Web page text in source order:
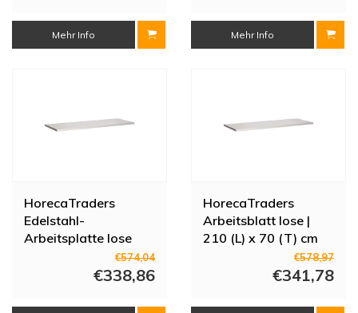
Mehr Info Mehr Info
HorecaTraders
Edelstahl-
Arbeitsplatte lose
|110(L)x70(T)cm€574,04
€338,86
HorecaTraders
Arbeitsblatt lose |
210 (L) x 70 (T) cm
€578,97
€341,78